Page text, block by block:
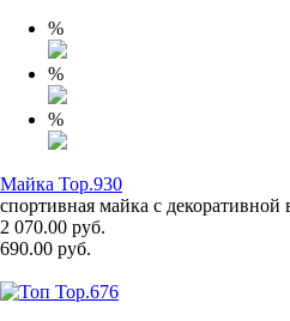
%
%
%
Майка Top.930
спортивная майка с декоративной
2 070.00 руб.
690.00 руб.